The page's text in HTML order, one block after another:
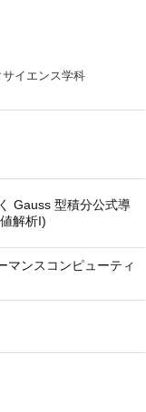
イエンス学科
Gauss 型積分公式導
解析I)
マンスコンピューティ